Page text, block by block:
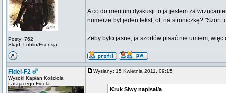
Posty: 762
Skąd: Lublin/Esensja
A co do meritum dyskusji to ja jestem za
numerze był jeden tekst, ot, na stroniczkę?
Żeby było jasne, ja szortów pisać nie umiem,
Fidel-F2
Wysoki Kapłan Kościoła
Latającego Fidela
Wysłany: 15 Kwietnia 2011, 09:15
Kruk Siwy napisał/a